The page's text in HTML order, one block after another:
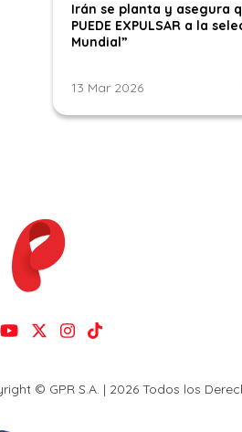
Irán se planta y asegura
PUEDE EXPULSAR a la
Mundial”
13 Mar 2026
© GPR S.A. | 2026 Todos los